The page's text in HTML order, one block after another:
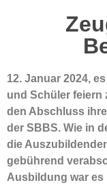
12. Januar 2024,
und Schüler feiern
den Abschluss
der SBBS. Wie in
die
gebührend
Ausbildung war es